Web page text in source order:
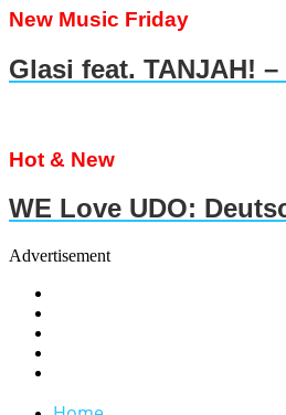
New Music Friday
Glasi feat. TANJAH!
Hot & New
WE Love UDO:
Advertisement